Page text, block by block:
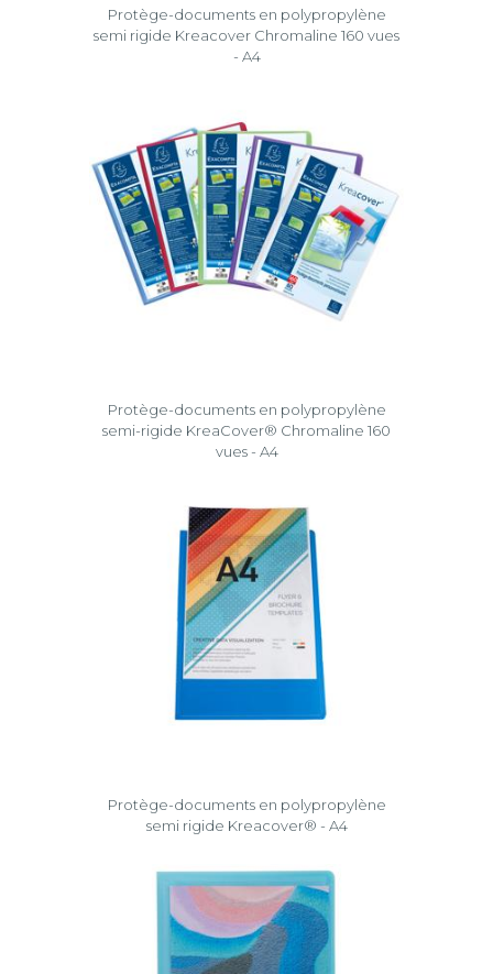
Protège-documents en polypropylène
semi rigide Kreacover Chromaline 160 vues
- A4
Protège-documents en polypropylène
semi-rigide KreaCover® Chromaline 160
vues - A4
Protège-documents en polypropylène
semi rigide Kreacover® - A4